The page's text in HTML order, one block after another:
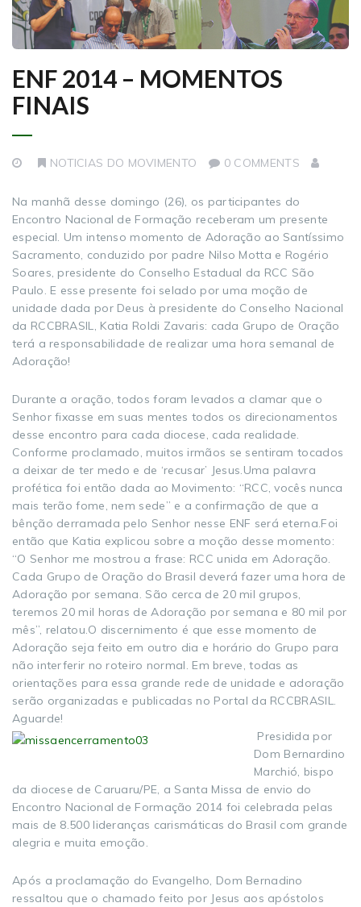
ENF 2014 – MOMENTOS
FINAIS
NOTICIAS DO MOVIMENTO 0 COMMENTS
Na manhã desse domingo (26), os participantes do
Encontro Nacional de Formação receberam um presente
especial. Um intenso momento de Adoração ao Santíssimo
Sacramento, conduzido por padre Nilso Motta e Rogério
Soares, presidente do Conselho Estadual da RCC São
Paulo. E esse presente foi selado por uma moção de
unidade dada por Deus à presidente do Conselho Nacional
da RCCBRASIL, Katia Roldi Zavaris: cada Grupo de Oração
terá a responsabilidade de realizar uma hora semanal de
Adoração!
Durante a oração, todos foram levados a clamar que o
Senhor fixasse em suas mentes todos os direcionamentos
desse encontro para cada diocese, cada realidade.
Conforme proclamado, muitos irmãos se sentiram tocados
a deixar de ter medo e de ‘recusar’ Jesus.Uma palavra
profética foi então dada ao Movimento: “RCC, vocês nunca
mais terão fome, nem sede” e a confirmação de que a
bênção derramada pelo Senhor nesse ENF será eterna.Foi
então que Katia explicou sobre a moção desse momento:
“O Senhor me mostrou a frase: RCC unida em Adoração.
Cada Grupo de Oração do Brasil deverá fazer uma hora de
Adoração por semana. São cerca de 20 mil grupos,
teremos 20 mil horas de Adoração por semana e 80 mil por
mês”, relatou.O discernimento é que esse momento de
Adoração seja feito em outro dia e horário do Grupo para
não interferir no roteiro normal. Em breve, todas as
orientações para essa grande rede de unidade e adoração
serão organizadas e publicadas no Portal da RCCBRASIL.
Aguarde!
Presidida por
Dom Bernardino
Marchió, bispo
da diocese de Caruaru/PE, a Santa Missa de envio do
Encontro Nacional de Formação 2014 foi celebrada pelas
mais de 8.500 lideranças carismáticas do Brasil com grande
alegria e muita emoção.
Após a proclamação do Evangelho, Dom Bernadino
ressaltou que o chamado feito por Jesus aos apóstolos